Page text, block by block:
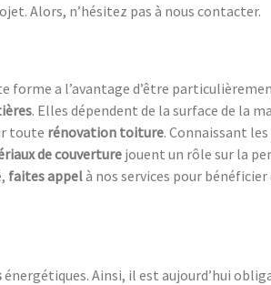
Alors, n’hésitez pas à nous contacter.
forme a l’avantage d’être
. Elles dépendent de la surface de la
toute rénovation toiture. Connaissant
de couverturejouent un rôle sur la
faites appelà nos services pour bénéficier
énergétiques. Ainsi, il est aujourd’hui